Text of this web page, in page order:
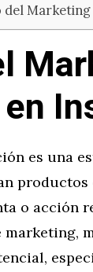
del
es una
productos
o acción
marketing,